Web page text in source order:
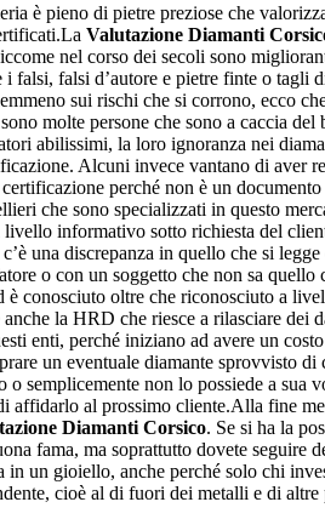
è pieno di pietre preziose che
Valutazione Diamanti
nel corso dei secoli sono
i falsi, falsi d’autore e pietre finte o
sui rischi che si corrono, ecco
molte persone che sono a caccia
abilissimi, la loro ignoranza nei
Alcuni invece vantano di aver
perché non è un
che sono specializzati in questo
livello informativo sotto richiesta del
una discrepanza in quello che si
o con un soggetto che non sa quello
è conosciuto oltre che riconosciuto a
la HRD che riesce a rilasciare dei
enti, perché iniziano ad avere un
un eventuale diamante sprovvisto
o semplicemente non lo possiede a
affidarlo al prossimo cliente.Alla fine
Diamanti Corsico. Se si ha la
fama, ma soprattutto dovete seguire
in un gioiello, anche perché solo chi
cioè al di fuori dei metalli e di